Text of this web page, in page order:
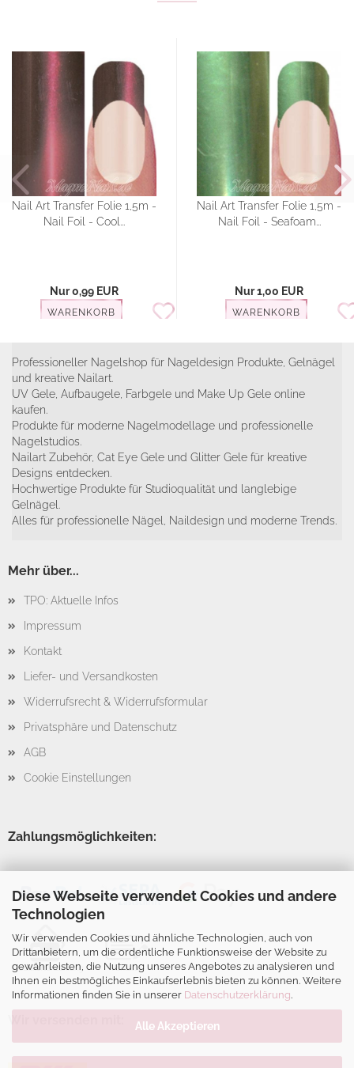
Diese Webseite verwendet Cookies und andere
Technologien
Wir verwenden Cookies und ähnliche Technologien, auch von
Drittanbietern, um die ordentliche Funktionsweise der Website zu
gewährleisten, die Nutzung unseres Angebotes zu analysieren und
Ihnen ein bestmögliches Einkaufserlebnis bieten zu können. Weitere
Informationen finden Sie in unserer Datenschutzerklärung.
Alle Akzeptieren
Nail Art Transfer Folie 1,5m -
Nail Foil - Cool...
Nur 0,99 EUR
WARENKORB
Nail Art Transfer Folie 1,5m -
Nail Foil - Seafoam...
Nur 1,00 EUR
WARENKORB
Professioneller Nagelshop für Nageldesign Produkte, Gelnägel
und kreative Nailart.
UV Gele, Aufbaugele, Farbgele und Make Up Gele online
kaufen.
Produkte für moderne Nagelmodellage und professionelle
Nagelstudios.
Nailart Zubehör, Cat Eye Gele und Glitter Gele für kreative
Designs entdecken.
Hochwertige Produkte für Studioqualität und langlebige
Gelnägel.
Alles für professionelle Nägel, Naildesign und moderne Trends.
Mehr über...
TPO: Aktuelle Infos
Impressum
Kontakt
Liefer- und Versandkosten
Widerrufsrecht & Widerrufsformular
Privatsphäre und Datenschutz
AGB
Cookie Einstellungen
Zahlungsmöglichkeiten: